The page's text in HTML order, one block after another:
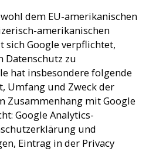
dem EU-amerikanischen
amerikanischen
sich Google verpflichtet,
Datenschutz zu
hat insbesondere folgende
Umfang und Zweck der
Zusammenhang mit Google
Google Analytics-
und
Eintrag in der Privacy